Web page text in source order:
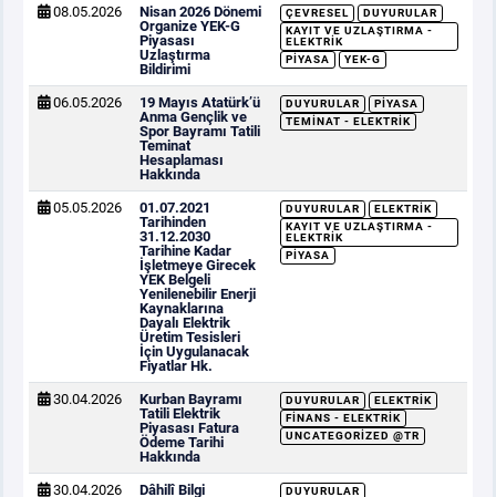
08.05.2026
Nisan 2026 Dönemi
Organize YEK-G
Piyasası
Uzlaştırma
Bildirimi
ÇEVRESEL
DUYURULAR
KAYIT VE UZLAŞTIRMA -
ELEKTRIK
PIYASA
YEK-G
06.05.2026
19 Mayıs Atatürk’ü
Anma Gençlik ve
Spor Bayramı Tatili
Teminat
Hesaplaması
Hakkında
DUYURULAR
PIYASA
TEMINAT - ELEKTRIK
05.05.2026
01.07.2021
Tarihinden
31.12.2030
Tarihine Kadar
İşletmeye Girecek
YEK Belgeli
Yenilenebilir Enerji
Kaynaklarına
Dayalı Elektrik
Üretim Tesisleri
İçin Uygulanacak
Fiyatlar Hk.
DUYURULAR
ELEKTRIK
KAYIT VE UZLAŞTIRMA -
ELEKTRIK
PIYASA
30.04.2026
Kurban Bayramı
Tatili Elektrik
Piyasası Fatura
Ödeme Tarihi
Hakkında
DUYURULAR
ELEKTRIK
FINANS - ELEKTRIK
UNCATEGORIZED @TR
30.04.2026
Dâhilî Bilgi
DUYURULAR